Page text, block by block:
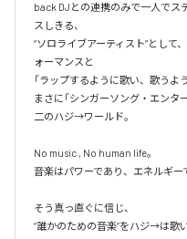
back DJとの連携のみで一人でス
スしきる、
“ソロライブアーティスト”として
ォーマンスと
「ラップするように歌い、歌うよ
まさに「シンガーソング・エンタ
二のハジ→ワールド。
No music , No human life。
音楽はパワーであり、エネルギー
そう真っ直ぐに信じ、